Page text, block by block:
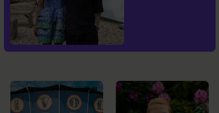
Sponsoreret indhold